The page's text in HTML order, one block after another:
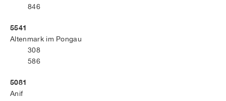
846
5541
Altenmark im Pongau
308
586
5081
Anif